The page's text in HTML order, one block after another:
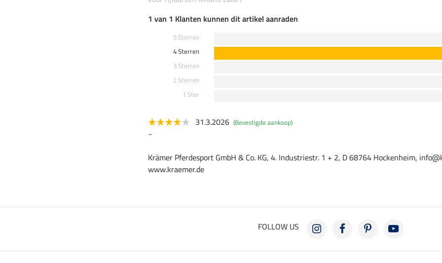
1 van 1 Klanten kunnen dit artikel aanraden
5 Sterren
4 Sterren
3 Sterren
2 Sterren
1 Ster
31.3.2026 (Bevestigde aankoop)
-
Krämer Pferdesport GmbH & Co. KG, 4. Industriestr. 1 + 2, D 68764 Hockenheim,
www.kraemer.de
FOLLOW US